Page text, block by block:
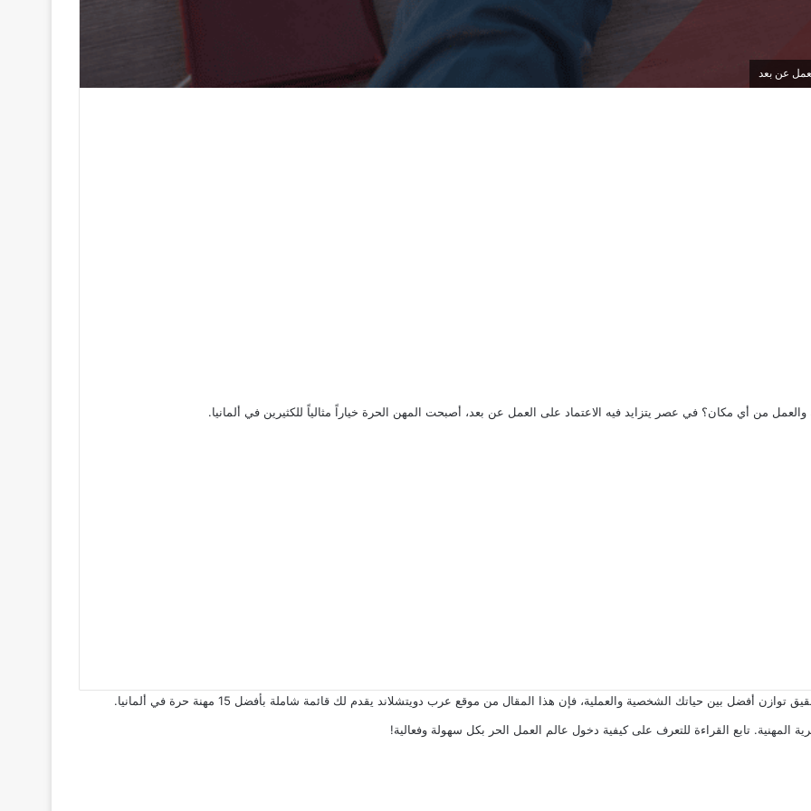
من أي مكان؟ في عصر يتزايد فيه الاعتماد على العمل عن بعد، أصبحت المهن الحرة خياراً مثالياً للكثيرين في ألمانيا.
بين حياتك الشخصية والعملية، فإن هذا المقال من موقع عرب دويتشلاند يقدم لك قائمة شاملة بأفضل 15 مهنة حرة في ألمانيا.
تابع القراءة للتعرف على كيفية دخول عالم العمل الحر بكل سهولة وفعالية!